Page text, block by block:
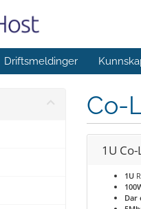
Driftsmeldinger
Co-
1U
1U
Dar